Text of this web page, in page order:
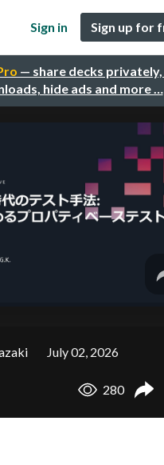
— share decks
hide ads and more …
Sign in Sign up for
July 02, 2026
280